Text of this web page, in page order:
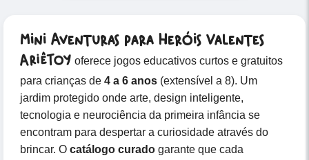
Mini Aventuras para Heróis Valentes
AriêToy oferece jogos educativos curtos e gratuitos
para crianças de 4 a 6 anos (extensível a 8). Um
jardim protegido onde arte, design inteligente,
tecnologia e neurociência da primeira infância se
encontram para despertar a curiosidade através do
brincar. O catálogo curado garante que cada